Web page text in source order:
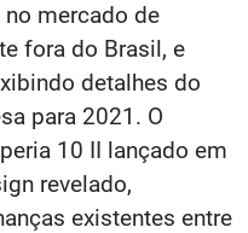
no mercado de
fora do Brasil, e
detalhes do
para 2021. O
10 II lançado em
revelado,
existentes entre